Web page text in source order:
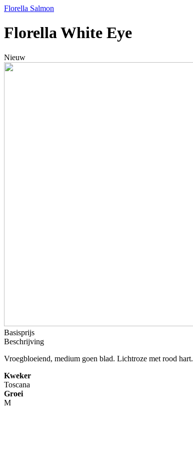
Florella Salmon
Florella White Eye
Nieuw
Basisprijs
Beschrijving
Vroegbloeiend, medium goen blad. Lichtroze met rood hart.
Kweker
Toscana
Groei
M